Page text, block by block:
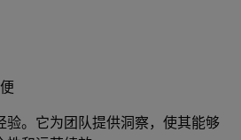
验。它为团队提供洞察，使其能够